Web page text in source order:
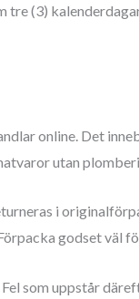
(3)
online. Det
utan
i
godset väl
som uppstår